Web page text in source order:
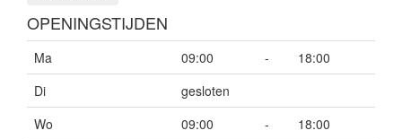
OPENINGSTIJDEN
Ma 09:00 -
18:00
Di
gesloten
Wo
09:00 -
18:00